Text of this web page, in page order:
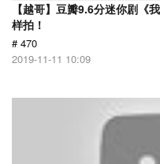
【越哥】豆瓣9.6分迷你剧《
样拍！
# 470
2019-11-11 10:09